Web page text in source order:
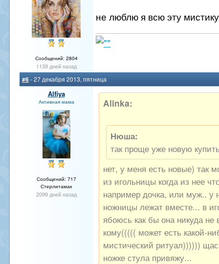
Сообщений: 2804
1139 дней назад
не люблю я всю эту
#6- 27 декабря 2013, пятница
Alfiya
Активная мама
Сообщений: 717
Стерлитамак
2099 дней назад
Alinka:
Нюша:
так проще уже новую
нет, у меня есть новые) так
из игольницы когда из нее
например дочка, или муж.. у
ножницы лежат вместе... в
ябоюсь как бы она никуда не
кому((((( может есть какой-
мистический ритуал))))))
ножке стула привяжу...